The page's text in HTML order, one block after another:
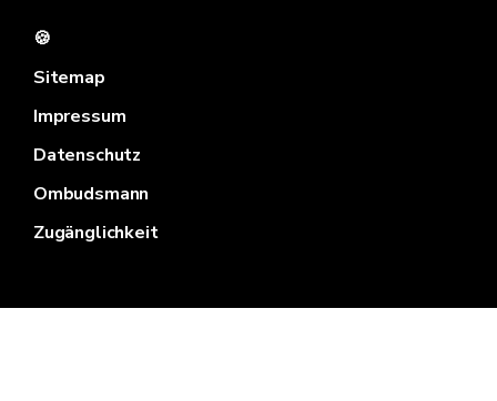
🍪
Sitemap
Impressum
Datenschutz
Ombudsmann
Zugänglichkeit